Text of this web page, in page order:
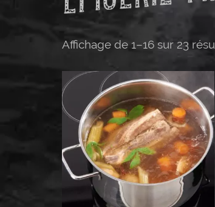
Affichage de 1–16 sur 23